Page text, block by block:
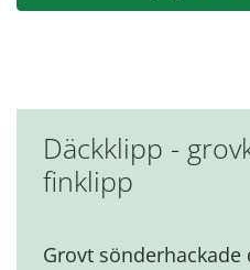
Däckklipp -
finklipp
Grovt sönderhackade